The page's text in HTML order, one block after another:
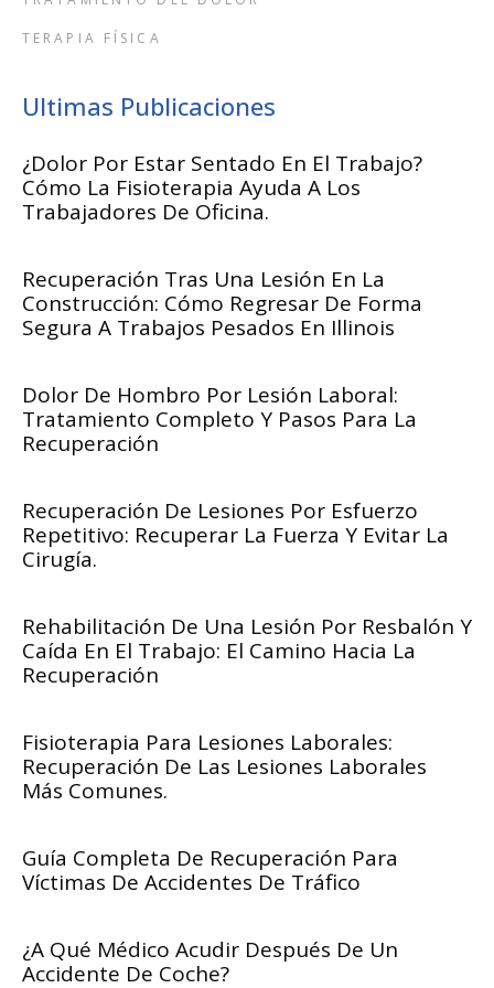
TERAPIA FÍSICA
Ultimas Publicaciones
¿Dolor Por Estar Sentado En El Trabajo?
Cómo La Fisioterapia Ayuda A Los
Trabajadores De Oficina.
Recuperación Tras Una Lesión En La
Construcción: Cómo Regresar De Forma
Segura A Trabajos Pesados En Illinois
Dolor De Hombro Por Lesión Laboral:
Tratamiento Completo Y Pasos Para La
Recuperación
Recuperación De Lesiones Por Esfuerzo
Repetitivo: Recuperar La Fuerza Y Evitar La
Cirugía.
Rehabilitación De Una Lesión Por Resbalón Y
Caída En El Trabajo: El Camino Hacia La
Recuperación
Fisioterapia Para Lesiones Laborales:
Recuperación De Las Lesiones Laborales
Más Comunes.
Guía Completa De Recuperación Para
Víctimas De Accidentes De Tráfico
¿A Qué Médico Acudir Después De Un
Accidente De Coche?